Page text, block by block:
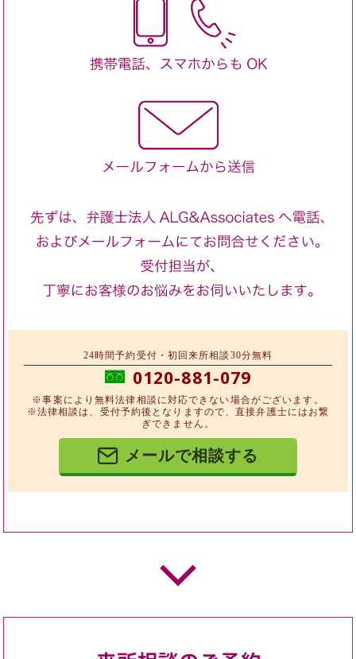
24時間予約受付・初回来所相談30分無料
0120-881-079
※事案により無料法律相談に対応できない場合がございます。
※法律相談は、受付予約後となりますので、直接弁護士にはお繋
ぎできません。
メールで相談する